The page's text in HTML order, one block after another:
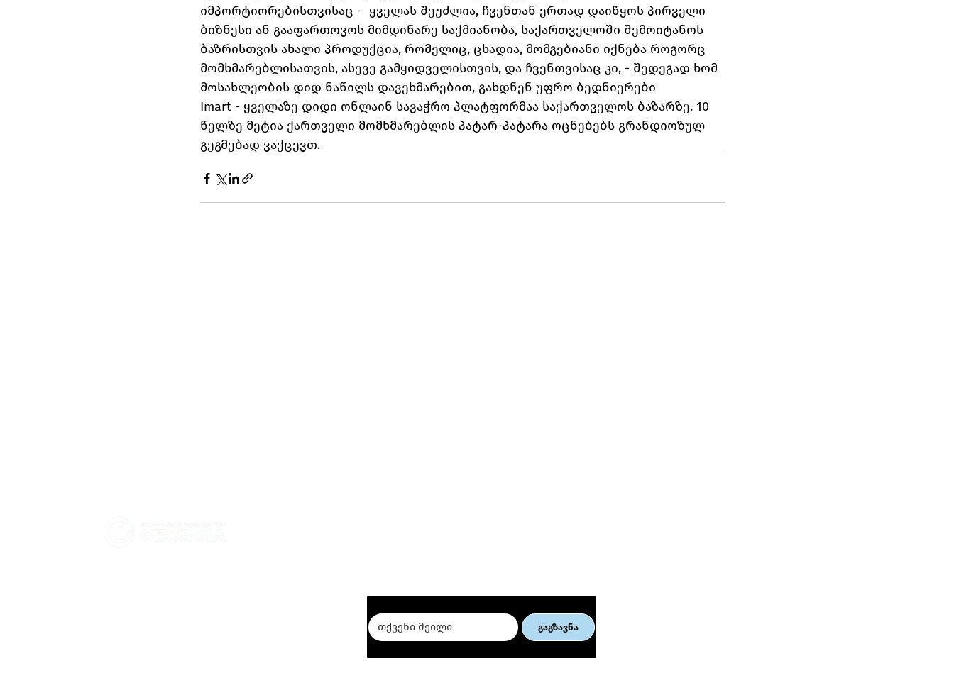
იმპორტიორებისთვისაც -  ყველას შეუძლია, ჩვენთან ერთად დაიწყოს პირველი
ბიზნესი ან გააფართოვოს მიმდინარე საქმიანობა, საქართველოში შემოიტანოს
ბაზრისთვის ახალი პროდუქცია, რომელიც, ცხადია, მომგებიანი იქნება როგორც
მომხმარებლისათვის, ასევე გამყიდველისთვის, და ჩვენთვისაც კი, - შედეგად ხომ
მოსახლეობის დიდ ნაწილს დავეხმარებით, გახდნენ უფრო ბედნიერები
Imart - ყველაზე დიდი ონლაინ სავაჭრო პლატფორმაა საქართველოს ბაზარზე. 10
წელზე მეტია ქართველი მომხმარებლის პატარ-პატარა ოცნებებს გრანდიოზულ
გეგმებად ვაქცევთ.
ელ. კომერციის ვორქშოპი
ქალი მეწარმეებისათვის
გაგზავნა